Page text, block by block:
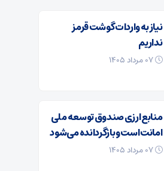
نیاز به واردات گوشت قرمز
نداریم
۰۷ مرداد ۱۴۰۵
منابع ارزی صندوق توسعه ملی
امانت است و بازگردانده می‌شود
۰۷ مرداد ۱۴۰۵